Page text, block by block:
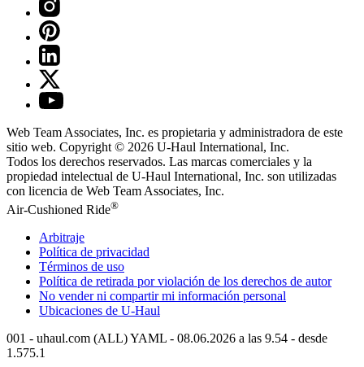
Web Team Associates, Inc. es propietaria y administradora de este
sitio web. Copyright © 2026 U-Haul International, Inc.
Todos los derechos reservados. Las marcas comerciales y la
propiedad intelectual de U-Haul International, Inc. son utilizadas
con licencia de Web Team Associates, Inc.
Air-Cushioned Ride®
Arbitraje
Política de privacidad
Términos de uso
Política de retirada por violación de los derechos de autor
No vender ni compartir mi información personal
Ubicaciones de U-Haul
001 - uhaul.com (ALL) YAML - 08.06.2026 a las 9.54 - desde
1.575.1